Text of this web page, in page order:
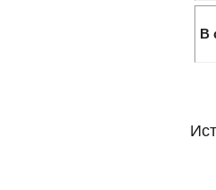
В